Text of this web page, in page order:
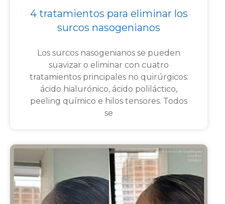
4 tratamientos para eliminar los
surcos nasogenianos
Los surcos nasogenianos se pueden
suavizar o eliminar con cuatro
tratamientos principales no quirúrgicos:
ácido hialurónico, ácido poliláctico,
peeling químico e hilos tensores. Todos
se